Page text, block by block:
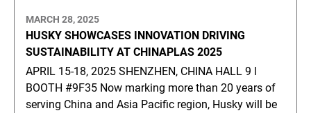
MARCH 28, 2025
HUSKY SHOWCASES INNOVATION DRIVING
SUSTAINABILITY AT CHINAPLAS 2025
APRIL 15-18, 2025 SHENZHEN, CHINA HALL 9 ǀ
BOOTH #9F35 Now marking more than 20 years of
serving China and Asia Pacific region, Husky will be